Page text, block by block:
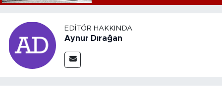
EDITÖR HAKKINDA
Aynur Dırağan